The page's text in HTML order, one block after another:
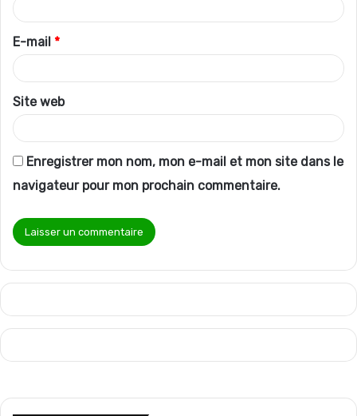
i
r
e
*
E-mail *
Site web
Enregistrer mon nom, mon e-mail et mon site dans le
navigateur pour mon prochain commentaire.